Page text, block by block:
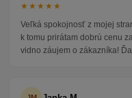
★★★★★
Veľká spokojnosť z mojej
k tomu prirátam dobrú cenu
vidno záujem o zákazníka!